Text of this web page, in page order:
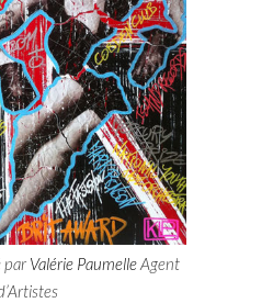
par Valérie PaumelleAgent